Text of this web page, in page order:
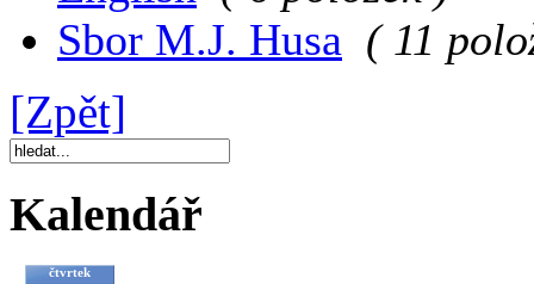
Sbor M.J. Husa ( 11
[Zpět]
Kalendář
čtvrtek